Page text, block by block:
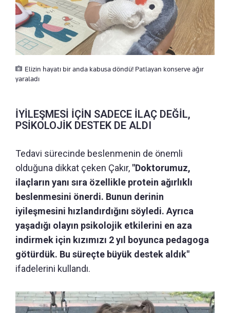
Elizin hayatı bir anda kabusa döndü! Patlayan konserve ağır
yaraladı
İYİLEŞMESİ İÇİN SADECE İLAÇ DEĞİL,
PSİKOLOJİK DESTEK DE ALDI
Tedavi sürecinde beslenmenin de önemli
olduğuna dikkat çeken Çakır, "Doktorumuz,
ilaçların yanı sıra özellikle protein ağırlıklı
beslenmesini önerdi. Bunun derinin
iyileşmesini hızlandırdığını söyledi. Ayrıca
yaşadığı olayın psikolojik etkilerini en aza
indirmek için kızımızı 2 yıl boyunca pedagoga
götürdük. Bu süreçte büyük destek aldık"
ifadelerini kullandı.